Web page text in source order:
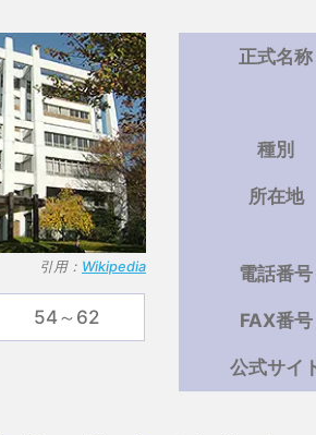
引用： Wikipedia
54～62
正式名称
種別
所在地
電話番号
FAX番号
公式サイ